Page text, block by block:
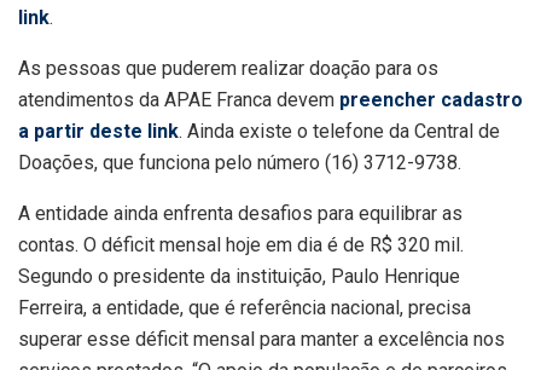
link.
As pessoas que puderem realizar doação para os
atendimentos da APAE Franca devem preencher cadastro
a partir deste link. Ainda existe o telefone da Central de
Doações, que funciona pelo número (16) 3712-9738.
A entidade ainda enfrenta desafios para equilibrar as
contas. O déficit mensal hoje em dia é de R$ 320 mil.
Segundo o presidente da instituição, Paulo Henrique
Ferreira, a entidade, que é referência nacional, precisa
superar esse déficit mensal para manter a excelência nos